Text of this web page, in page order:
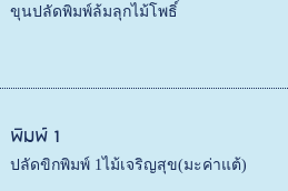
ขุนปลัดพิมพ์ล้มลุกไม้โพธิ์
พิมพ์ 1
ปลัดขิกพิมพ์ 1ไม้เจริญสุข(มะค่าแต้)